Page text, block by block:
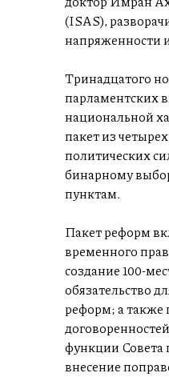
(ISAS),
напряженности
Тринадцатого
парламентских
национальной
пакет из
политических
бинарному
пунктам.
Пакет реформ
временного
создание 100-
обязательство
реформ; а также
функции Совета
внесение